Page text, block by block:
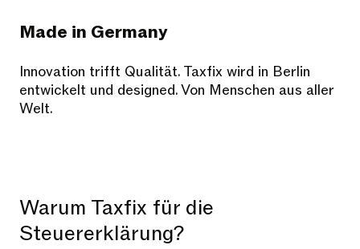
Made in Germany
Innovation trifft Qualität. Taxfix wird in Berlin
entwickelt und designed. Von Menschen aus aller
Welt.
Warum Taxfix für die
Steuererklärung?